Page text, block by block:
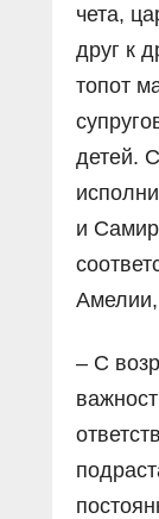
чета,
друг к
топот
детей.
и
Амелии,
– С